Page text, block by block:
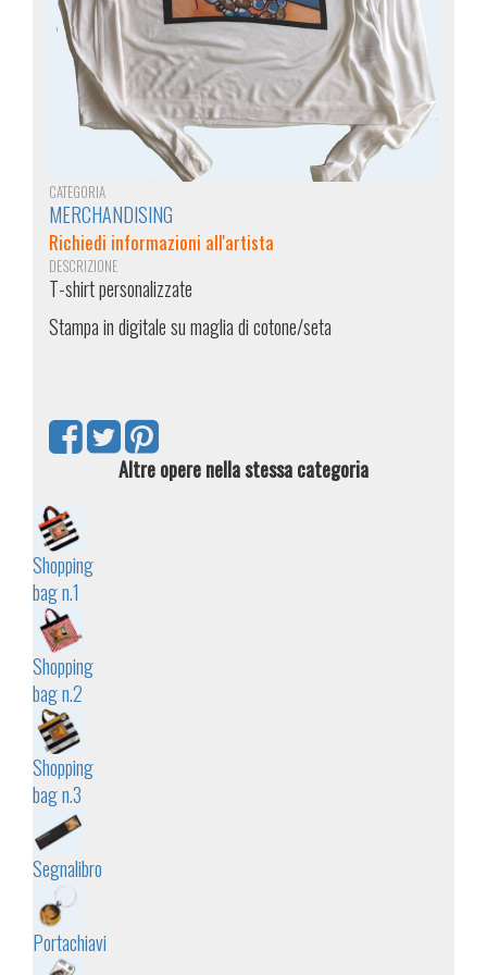
CATEGORIA
MERCHANDISING
Richiedi informazioni all'artista
DESCRIZIONE
T-shirt personalizzate
Stampa in digitale su maglia di cotone/seta
Altre opere nella stessa categoria
Shopping
bag n.1
Shopping
bag n.2
Shopping
bag n.3
Segnalibro
Portachiavi